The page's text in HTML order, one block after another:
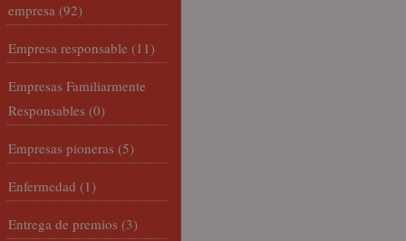
empresa (92)
Empresa responsable (11)
Empresas Familiarmente
Responsables (0)
Empresas pioneras (5)
Enfermedad (1)
Entrega de premios (3)